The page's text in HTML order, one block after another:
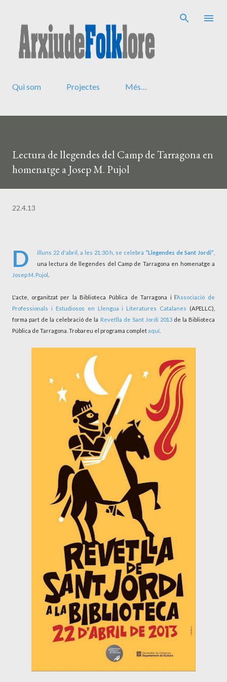
Qui som Projectes Més…
Lectura de llegendes del Camp de Tarragona en
homenatge a Josep M. Pujol
22.4.13
D illuns 22 d'abril, a les 21:30 h, se celebra “Llegendes de Sant Jordi”
una lectura de llegendes del Camp de Tarragona en homenatge a
Josep M. Pujol
L'acte, organitzat per la Biblioteca Pública de Tarragona i l’Associació de
Professionals i Estudiosos en Llengua i Literatures Catalanes (APELLC),
forma part de la celebració de la Revetlla de Sant Jordi 2013de la Biblioteca
Pública de Tarragona. Trobareu el programa completaquí